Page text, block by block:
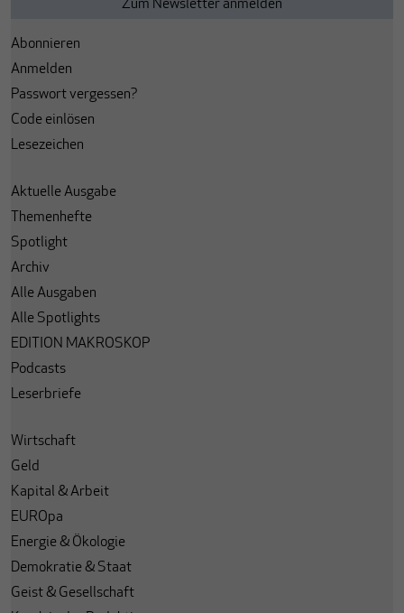
Abonnieren
Anmelden
Passwort vergessen?
Code einlösen
Lesezeichen
Aktuelle Ausgabe
Themenhefte
Spotlight
Archiv
Alle Ausgaben
Alle Spotlights
EDITION MAKROSKOP
Podcasts
Leserbriefe
Wirtschaft
Geld
Kapital & Arbeit
EUROpa
Energie & Ökologie
Demokratie & Staat
Geist & Gesellschaft